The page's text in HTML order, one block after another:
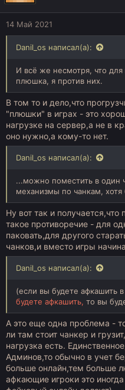
14 Май 2021
Danil_os написал(а):
И всё же несмотря, что
плюшка, я против них.
В том то и дело,что
"плюшки" в играх - это
нагрузке на сервер,а не в
оно нужно,а кому-то нет.
Danil_os написал(а):
...можно поместить в один
механизмы по чанкам,
Ну вот так и
такое противоречие - для
паковать,для другого
чанков,и вместо игры
Danil_os написал(а):
(если вы будете афкашить
будете афкашить, то вы
А это еще одна проблема -
ли там стоит чанкер и
нагрузка есть.
Админов,то обычно в учет
больше онлайн,тем больше
афкающие игроки это